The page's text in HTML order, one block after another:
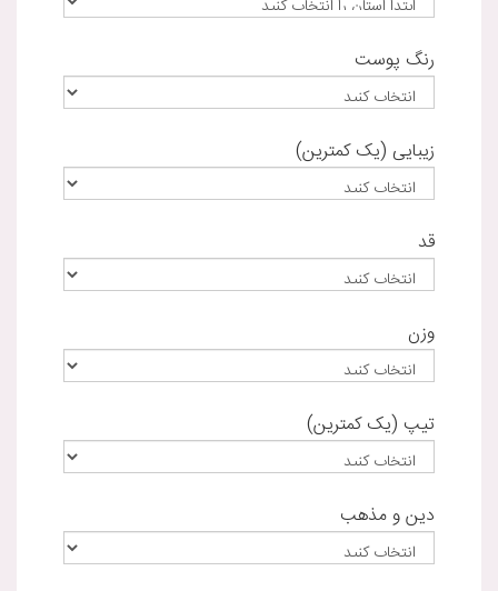
رنگ پوست
زیبایی (یک کمترین)
قد
وزن
تیپ (یک کمترین)
دین و مذهب